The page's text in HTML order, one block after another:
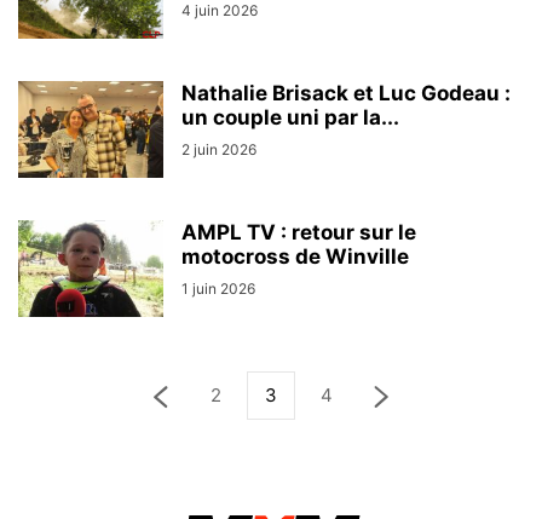
4 juin 2026
Nathalie Brisack et Luc Godeau :
un couple uni par la...
2 juin 2026
AMPL TV : retour sur le
motocross de Winville
1 juin 2026
2 3 4